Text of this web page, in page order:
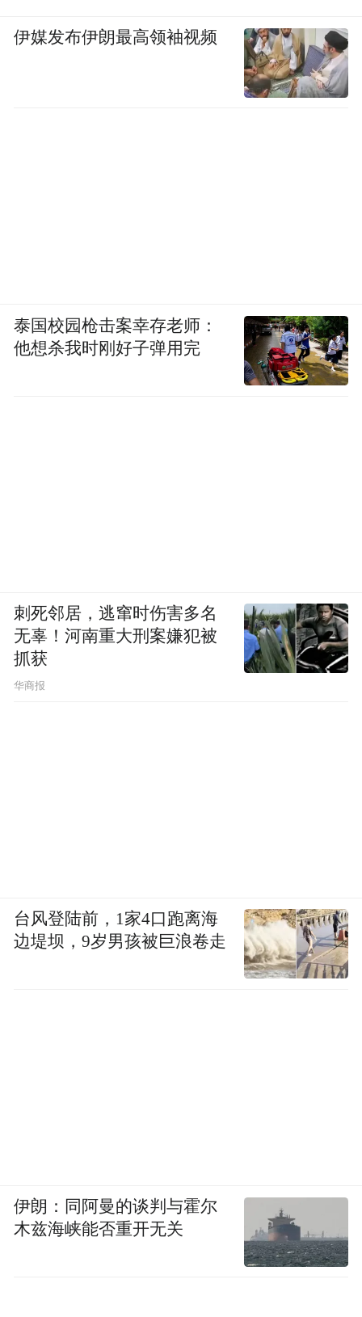
伊媒发布伊朗最高领袖视频
泰国校园枪击案幸存老师：
他想杀我时刚好子弹用完
刺死邻居，逃窜时伤害多名
无辜！河南重大刑案嫌犯被
抓获
华商报
台风登陆前，1家4口跑离海
边堤坝，9岁男孩被巨浪卷走
伊朗：同阿曼的谈判与霍尔
木兹海峡能否重开无关